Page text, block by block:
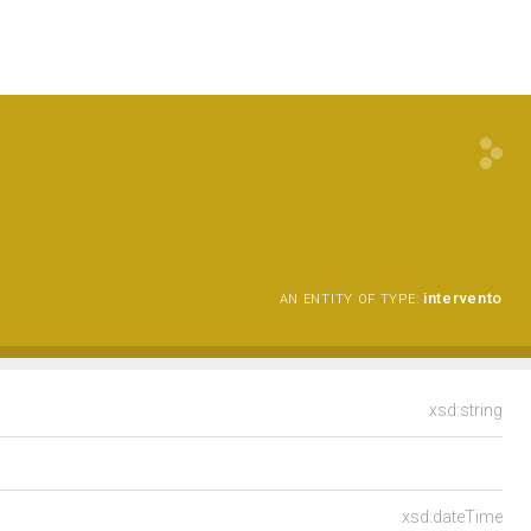
AN ENTITY OF TYPE: intervento
xsd:string
xsd:dateTime